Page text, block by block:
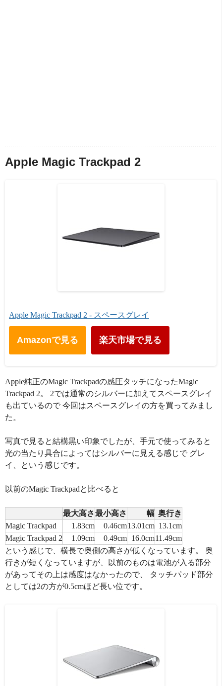
Apple Magic Trackpad 2
Apple Magic Trackpad 2 - スペースグレイ
Amazonで見る 楽天市場で見る
Apple純正のMagic Trackpadの感圧タッチになったMagic
Trackpad 2。 2では通常のシルバーに加えてスペースグレイ
も出ているので 今回はスペースグレイの方を買ってみまし
た。
写真で見ると結構黒い印象でしたが、手元で使ってみると
光の当たり具合によってはシルバーに見える感じで グレ
イ、という感じです。
以前のMagic Trackpadと比べると
最大高さ最小高さ 幅 奥行き
Magic Trackpad
1.83cm 0.46cm13.01cm 13.1cm
Magic Trackpad 2
1.09cm 0.49cm 16.0cm11.49cm
という感じで、横長で奥側の高さが低くなっています。 奥
行きが短くなっていますが、以前のものは電池が入る部分
があってその上は感度はなかったので、 タッチパッド部分
としては2の方が0.5cmほど長い位です。